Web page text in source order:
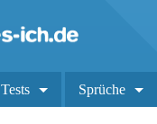
Tests Sprüche